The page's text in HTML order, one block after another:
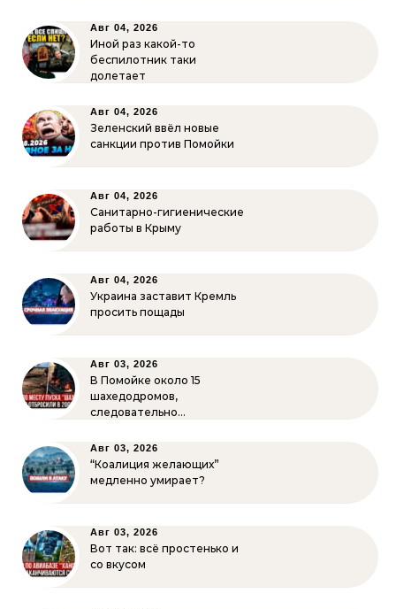
Авг 04, 2026
Иной раз какой-то
беспилотник таки
долетает
Авг 04, 2026
Зеленский ввёл новые
санкции против Помойки
Авг 04, 2026
Санитарно-гигиенические
работы в Крыму
Авг 04, 2026
Украина заставит Кремль
просить пощады
Авг 03, 2026
В Помойке около 15
шахедодромов,
следовательно…
Авг 03, 2026
“Коалиция желающих”
медленно умирает?
Авг 03, 2026
Вот так: всё простенько и
со вкусом